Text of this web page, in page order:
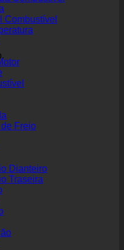
Combustível
Freio
Dianteiro
Traseira